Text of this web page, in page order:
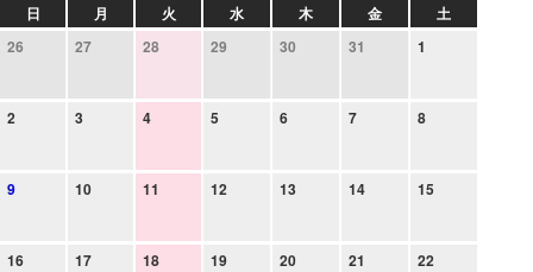
日 月 火 水 木 金
土
26
27 28 29 30 31 1
2 3 4 5 6 7 8
9 10 11 12 13 14 15
16 17 18 19 20 21 22